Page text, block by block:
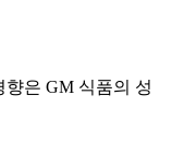
은 GM 식품의 성